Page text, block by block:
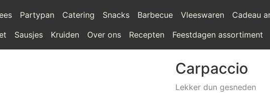
Partypan Catering Snacks Barbecue Vleeswaren Cadeau
Sausjes Kruiden Over ons Recepten Feestdagen assortiment
Carpaccio
Lekker dun gesneden